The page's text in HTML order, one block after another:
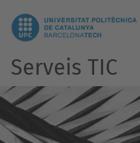
Serveis TIC